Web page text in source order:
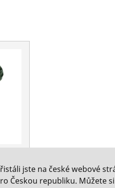
jste na české webové
Českou republiku. Můžete